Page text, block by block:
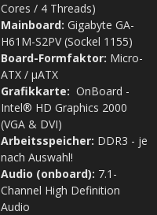
Cores / 4 Threads)
Mainboard: Gigabyte GA-
H61M-S2PV (Sockel 1155)
Board-Formfaktor: Micro-
ATX / µATX
Grafikkarte: OnBoard -
Intel® HD Graphics 2000
(VGA & DVI)
Arbeitsspeicher: DDR3 - je
nach Auswahl!
Audio (onboard): 7.1-
Channel High Definition
Audio